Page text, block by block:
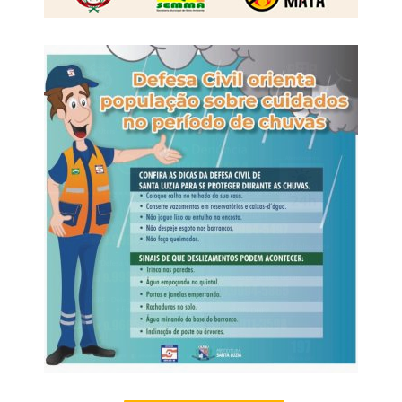
Neto e Cristiano. Para fechar a festa, no sábado (08/08),
Para aqueles que preferirem mais conforto e comodidade,
a organização disponibiliza ingressos para a área VIP e
camarotes com valores a partir de R$ 80, pelo site Guichê
Web e nos pontos físicos: Calçados Bandeirantes, West
Country, loja TXC (Shopping), Padaria Vip e Sindicato
Rural.
A 52ª Exposul é uma realização do Sindicato dos
Produtores Rurais de Rondonópolis e conta com o
patrocínio institucional do Senar MT, Aprosoja MT,
Famato, Governo do Estado de Mato Grosso, Prefeitura
Municipal e Câmara Municipal de Rondonópolis.
Veja Mais: Seja Digital prepara Rondonópolis